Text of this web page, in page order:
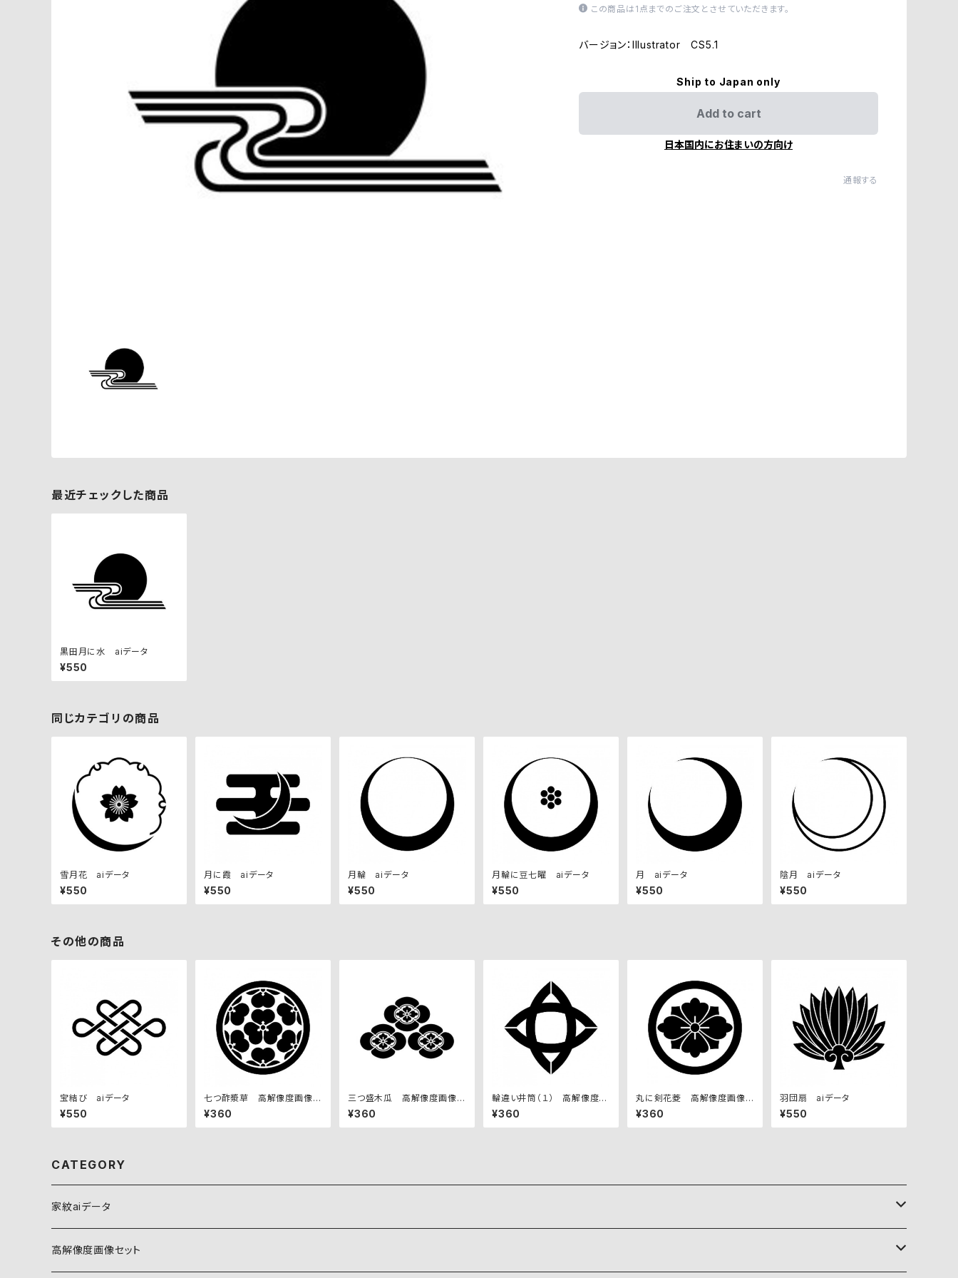
この商品は1点までのご注文とさせていただきます。
バージョン：Illustrator CS5.1
Ship to Japan only
Add to cart
日本国内にお住まいの方向け
通報する
最近チェックした商品
黒田月に水 aiデータ
¥550
同じカテゴリの商品
雪月花 aiデータ
¥550
月に霞 aiデータ
¥550
月輪 aiデータ
¥550
月輪に豆七曜 aiデータ
¥550
月 aiデータ
¥550
陰月 aiデータ
¥550
その他の商品
宝結び aiデータ
¥550
七つ酢漿草 高解像度画像セ
ット
¥360
三つ盛木瓜 高解像度画像セ
ット
¥360
輪違い井筒（１） 高解像度画
像セット
¥360
丸に剣花菱 高解像度画像セ
ット
¥360
羽団扇 aiデータ
¥550
CATEGORY
家紋aiデータ
自然紋
高解像度画像セット